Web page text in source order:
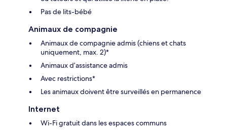
Pas de lits-bébé
Animaux de compagnie
Animaux de compagnie admis (chiens et chats
uniquement, max. 2)*
Animaux d’assistance admis
Avec restrictions*
Les animaux doivent être surveillés en permanence
Internet
Wi-Fi gratuit dans les espaces communs